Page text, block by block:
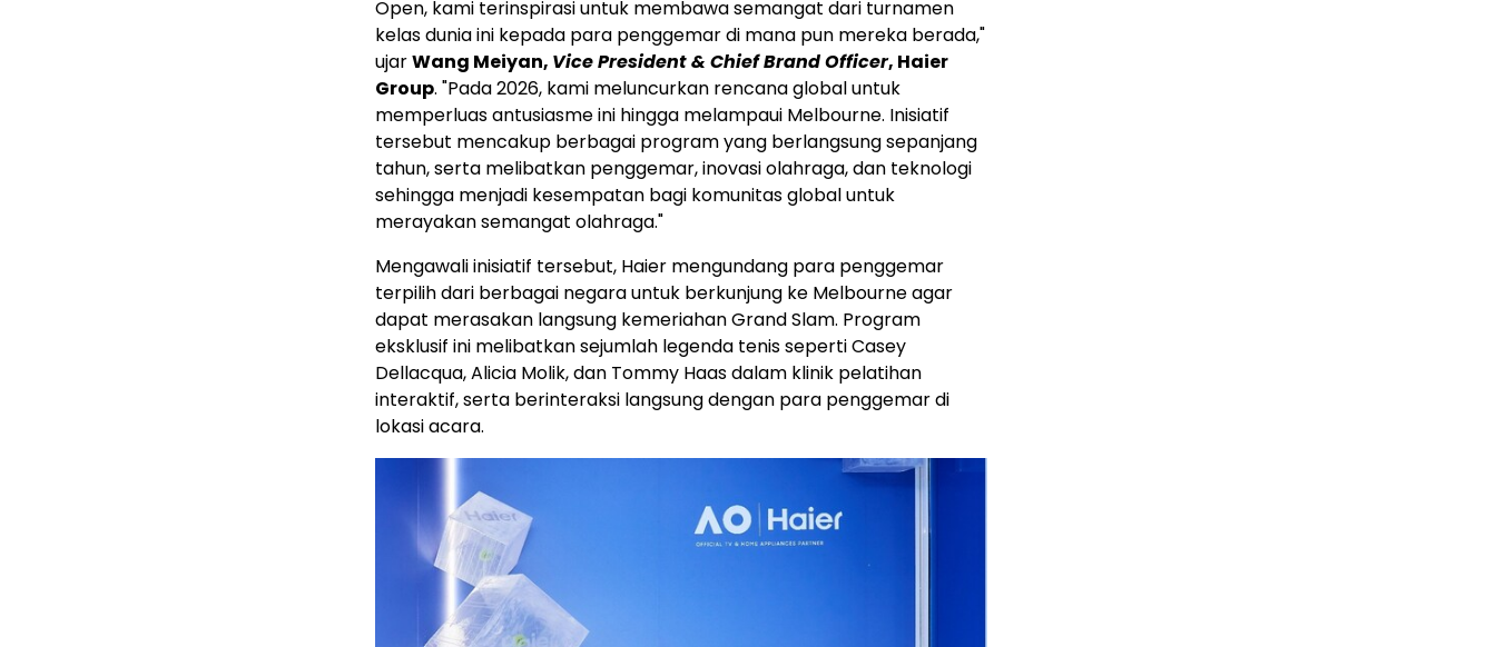
Open, kami terinspirasi untuk membawa semangat dari turnamen
kelas dunia ini kepada para penggemar di mana pun mereka berada,"
ujarWang Meiyan, Vice President & Chief Brand Officer, Haier
Group. "Pada 2026, kami meluncurkan rencana global untuk
memperluas antusiasme ini hingga melampaui Melbourne. Inisiatif
tersebut mencakup berbagai program yang berlangsung sepanjang
tahun, serta melibatkan penggemar, inovasi olahraga, dan teknologi
sehingga menjadi kesempatan bagi komunitas global untuk
merayakan semangat olahraga."
Mengawali inisiatif tersebut, Haier mengundang para penggemar
terpilih dari berbagai negara untuk berkunjung ke Melbourne agar
dapat merasakan langsung kemeriahan Grand Slam. Program
eksklusif ini melibatkan sejumlah legenda tenis seperti Casey
Dellacqua, Alicia Molik, dan Tommy Haas dalam klinik pelatihan
interaktif, serta berinteraksi langsung dengan para penggemar di
lokasi acara.